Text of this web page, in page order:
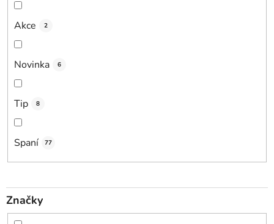
Akce 2
Novinka 6
Tip 8
Spaní 77
Značky